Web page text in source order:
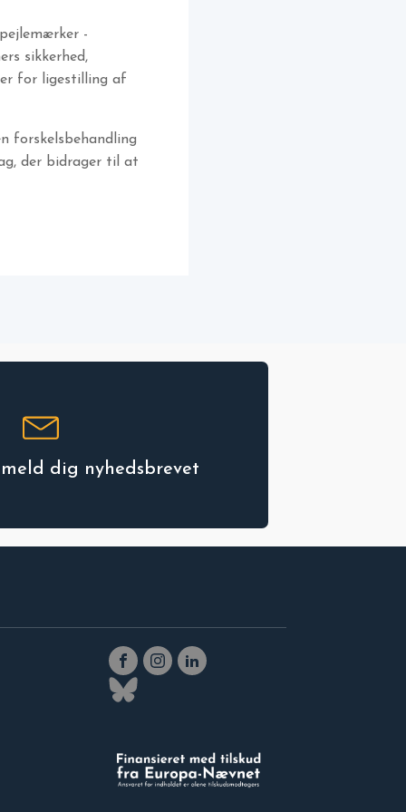
-
sikkerhed,
for ligestilling af
forskelsbehandling
der bidrager til at
dig nyhedsbrevet